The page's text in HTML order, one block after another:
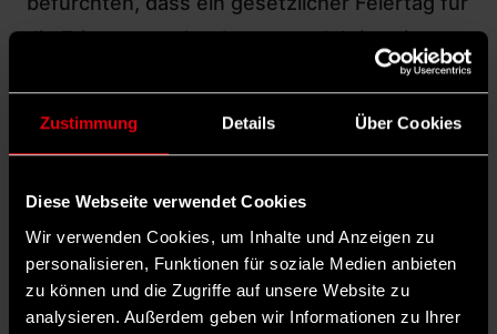
Zustimmung Details Über Cookies
Diese Webseite verwendet Cookies
Wir verwenden Cookies, um Inhalte und Anzeigen zu
personalisieren, Funktionen für soziale Medien anbieten
zu können und die Zugriffe auf unsere Website zu
analysieren. Außerdem geben wir Informationen zu Ihrer
die Erinnerung eher kontraproduktiv sein
könnte, da ein Feiertag die Bedeutung des
Tages in den Hintergrund rücken lassen
man dann jedes Jahr rituell das Gleiche
abspult und sich eigentlich nur über den
freien Tag freut.“
Einen anderen Grund, weshalb der 8. Mai kein